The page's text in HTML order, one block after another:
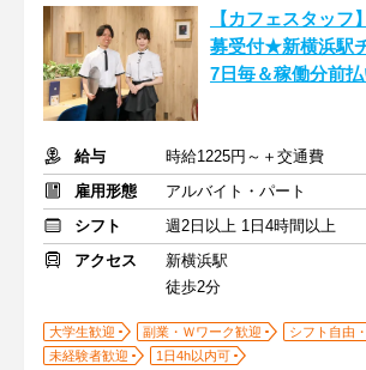
【カフェスタッフ
募受付★新横浜駅
7日毎＆稼働分前
給与
時給1225円～＋交通費
雇用形態
アルバイト・パート
シフト
週2日以上 1日4時間以上
アクセス
新横浜駅
徒歩2分
大学生歓迎 副業・Ｗワーク歓迎
シフト自由
未経験者歓迎
1日4h以内可